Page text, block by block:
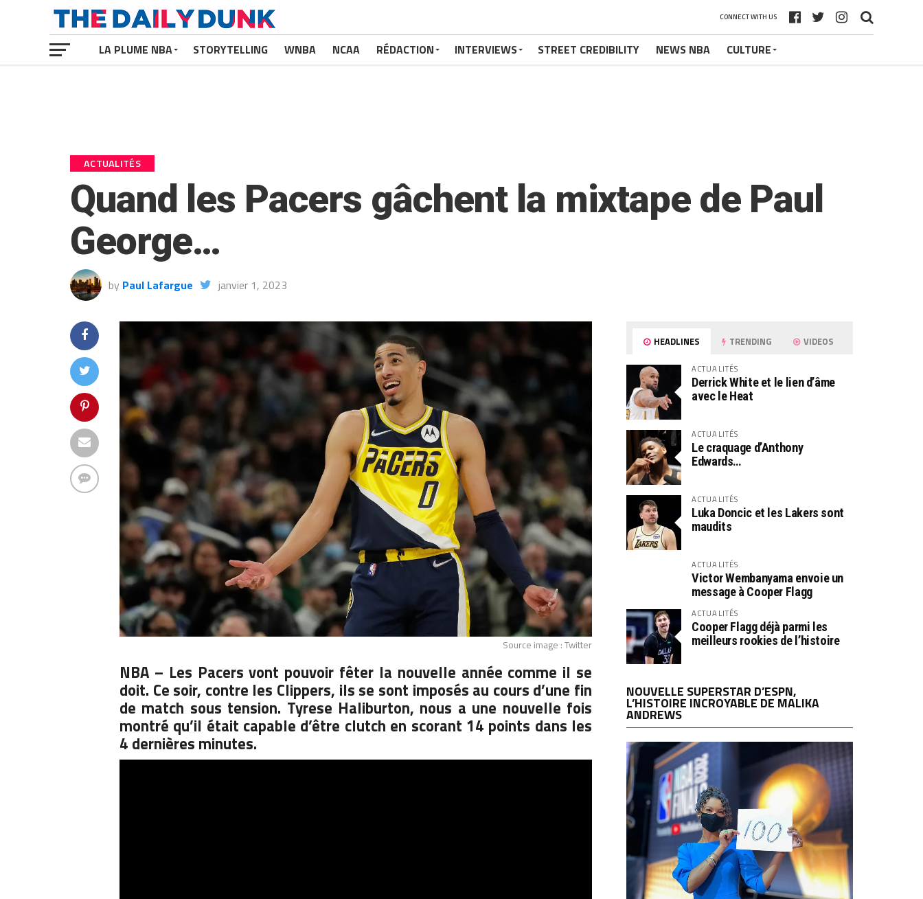
CONNECT WITH US
LA PLUME NBA STORYTELLING WNBA NCAA RÉDACTION INTERVIEWS STREET CREDIBILITY NEWS NBA CULTURE
ACTUALITÉS
Quand les Pacers gâchent la mixtape de Paul
George…
by Paul Lafargue janvier 1, 2023
Source image : Twitter
NBA – Les Pacers vont pouvoir fêter la nouvelle année comme il se
doit. Ce soir, contre les Clippers, ils se sont imposés au cours d’une fin
de match sous tension. Tyrese Haliburton, nous a une nouvelle fois
montré qu’il était capable d’être clutch en scorant 14 points dans les
4 dernières minutes.
HEADLINES TRENDING VIDEOS
ACTUALITÉS
Derrick White et le lien d’âme
avec le Heat
ACTUALITÉS
Le craquage d’Anthony
Edwards…
ACTUALITÉS
Luka Doncic et les Lakers sont
maudits
ACTUALITÉS
Victor Wembanyama envoie un
message à Cooper Flagg
ACTUALITÉS
Cooper Flagg déjà parmi les
meilleurs rookies de l’histoire
NOUVELLE SUPERSTAR D’ESPN,
L’HISTOIRE INCROYABLE DE MALIKA
ANDREWS